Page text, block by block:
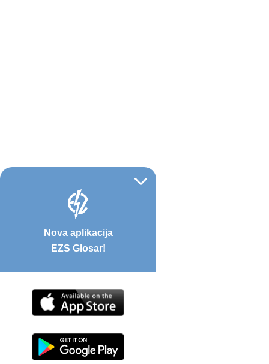
Nova aplikacija
EZS Glosar!